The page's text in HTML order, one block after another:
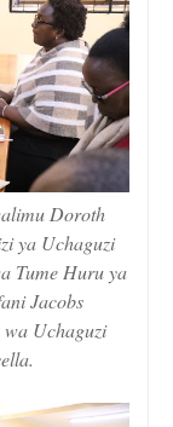
Doroth
ya Uchaguzi
Tume Huru ya
Jacobs
Uchaguzi